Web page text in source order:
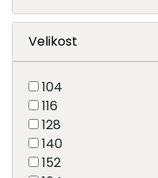
Velikost
104
116
128
140
152